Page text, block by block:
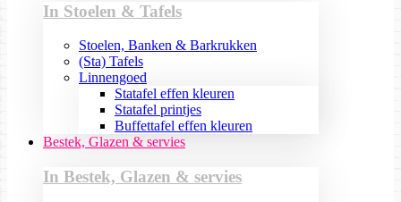
In Stoelen & Tafels
Stoelen, Banken & Barkrukken
(Sta) Tafels
Linnengoed
Statafel effen kleuren
Statafel printjes
Buffettafel effen kleuren
Bestek, Glazen & servies
In Bestek, Glazen & servies